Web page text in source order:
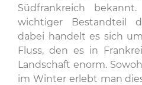
Südfrankreich
wichtiger Bestandteil
dabei handelt es sich
Fluss, den es in
Landschaft enorm.
im Winter erlebt man